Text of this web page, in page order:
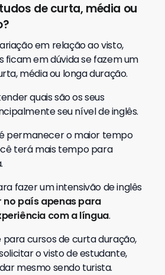
de curta, média ou
em relação ao visto,
ficam em dúvida se fazem um
média ou longa duração.
quais são os seus
seu nível de inglês.
permanecer o maior tempo
terá mais tempo para
fazer um intensivão de inglês
no país apenas para
com a língua.
cursos de curta duração,
o visto de estudante,
mesmo sendo turista.